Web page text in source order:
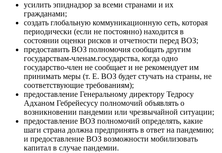
усилить эпиднадзор за всеми странами и их
гражданами;
создать глобальную коммуникационную сеть, которая
периодически (если не постоянно) находится в
состоянии оценки рисков и отчетности перед ВОЗ;
предоставить ВОЗ полномочия сообщать другим
государствам-членам.государства, когда одно
государство-член не сообщает и не рекомендует им
принимать меры (т. Е. ВОЗ будет стучать на страны, не
соответствующие требованиям);
предоставление Генеральному директору Тедросу
Адханом Гебрейесусу полномочий объявлять о
возникновении пандемии или чрезвычайной ситуации;
предоставление ВОЗ полномочий определять, какие
шаги страна должна предпринять в ответ на пандемию;
и предоставление ВОЗ возможности мобилизовать
капитал в случае пандемии.